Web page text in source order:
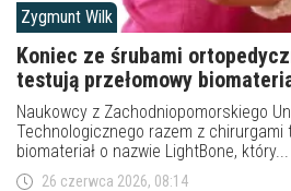
Zygmunt Wilk
Koniec ze śrubami
testują przełomowy
Naukowcy z Zachodniopomorskiego
Technologicznego razem z
biomateriał o nazwie LightBone, który...
26 czerwca 2026, 08:14